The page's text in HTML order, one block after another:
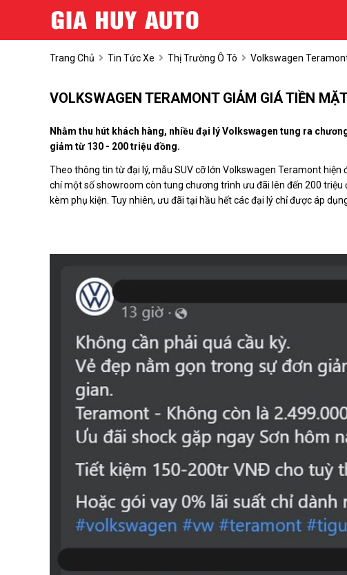
Trang Chủ Tin Tức Xe Thị Trường Ô Tô Volkswagen
VOLKSWAGEN TERAMONT GIẢM GIÁ TIỀN
Nhằm thu hút khách hàng, nhiều đại lý Volkswagen tung ra
giảm từ 130 - 200 triệu đồng.
Theo thông tin từ đại lý, mẫu SUV cỡ lớn Volkswagen Teramont hiện
chí một số showroom còn tung chương trình ưu đãi lên đến 200
kèm phụ kiện. Tuy nhiên, ưu đãi tại hầu hết các đại lý chỉ được áp